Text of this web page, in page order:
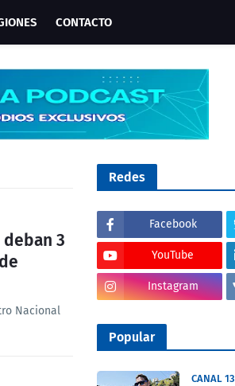
CONTACTO
3
Nacional
Redes
Facebook
YouTube
Instagram
Popular
CANAL 13